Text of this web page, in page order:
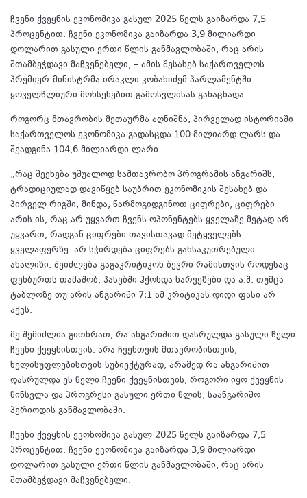
ჩვენი ქვეყნის ეკონომიკა გასულ 2025 წელს გაიზარდა 7,5
პროცენტით. ჩვენი ეკონომიკა გაიზარდა 3,9 მილიარდი
დოლარით გასული ერთი წლის განმავლობაში, რაც არის
შთამბეჭდავი მაჩვენებელი, – ამის შესახებ საქართველოს
პრემიერ-მინისტრმა ირაკლი კობახიძემ პარლამენტში
ყოველწლიური მოხსენებით გამოსვლისას განაცხადა.
როგორც მთავრობის მეთაურმა აღნიშნა, პირველად ისტორიაში
საქართველოს ეკონომიკა გადასცდა 100 მილიარდ ლარს და
შეადგინა 104,6 მილიარდი ლარი.
„რაც შეეხება უშუალოდ სამთავრობო პროგრამის ანგარიშს,
ტრადიციულად დავიწყებ საუბრით ეკონომიკის შესახებ და
პირველ რიგში, მინდა, წარმოგიდგინოთ ციფრები, ციფრები
არის ის, რაც არ უყვართ ჩვენს ოპონენტებს ყველაზე მეტად არ
უყვართ, რადგან ციფრები თავისთავად მეტყველებს
ყველაფერზე. არ სჭირდება ციფრებს განსაკუთრებული
ანალიზი. შეიძლება გაგაკრიტიკონ ბევრი რამისთვის როდესაც
ფეხბურთს თამაშობ, პასებში ჰქონდა ხარვეზები და ა.შ. თუმცა
ტაბლოზე თუ არის ანგარიში 7:1 ამ კრიტიკას დიდი ფასი არ
აქვს.
მე შემიძლია გითხრათ, რა ანგარიშით დასრულდა გასული წელი
ჩვენი ქვეყნისთვის. არა ჩვენთვის მთავრობისთვის,
ხელისუფლებისთვის სუბიექტურად, არამედ რა ანგარიშით
დასრულდა ეს წელი ჩვენი ქვეყნისთვის, როგორი იყო ქვეყნის
წინსვლა და პროგრესი გასული ერთი წლის, საანგარიშო
პერიოდის განმავლობაში.
ჩვენი ქვეყნის ეკონომიკა გასულ 2025 წელს გაიზარდა 7,5
პროცენტით. ჩვენი ეკონომიკა გაიზარდა 3,9 მილიარდი
დოლარით გასული ერთი წლის განმავლობაში, რაც არის
შთამბეჭდავი მაჩვენებელი.